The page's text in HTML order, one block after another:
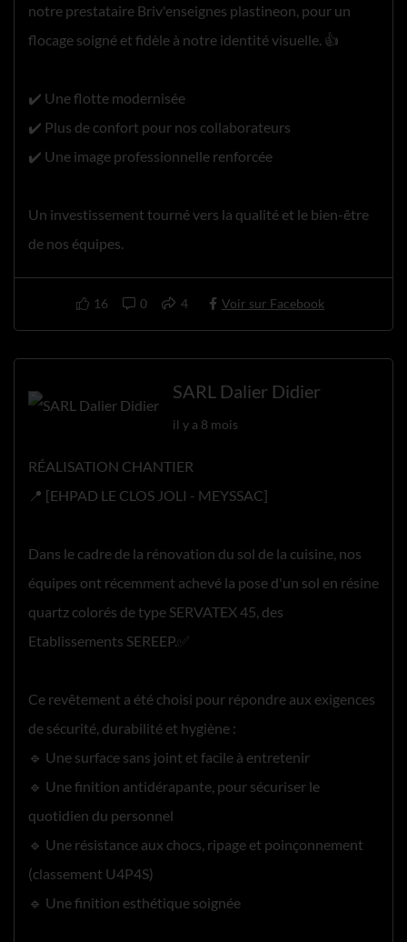
notre prestataire Briv'enseignes plastineon, pour un
flocage soigné et fidèle à notre identité visuelle. 👍
✔️ Une flotte modernisée
✔️ Plus de confort pour nos collaborateurs
✔️ Une image professionnelle renforcée
Un investissement tourné vers la qualité et le bien-être
de nos équipes.
16 0 4 Voir sur Facebook
SARL Dalier Didier
il y a 8 mois
RÉALISATION CHANTIER
📍 [EHPAD LE CLOS JOLI - MEYSSAC]
Dans le cadre de la rénovation du sol de la cuisine, nos
équipes ont récemment achevé la pose d'un sol en résine
quartz colorés de type SERVATEX 45, des
Etablissements SEREEP.✅
Ce revêtement a été choisi pour répondre aux exigences
de sécurité, durabilité et hygiène :
🔹 Une surface sans joint et facile à entretenir
🔹 Une finition antidérapante, pour sécuriser le
quotidien du personnel
🔹 Une résistance aux chocs, ripage et poinçonnement
(classement U4P4S)
🔹 Une finition esthétique soignée